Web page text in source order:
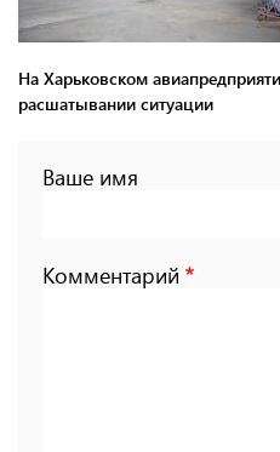
На Харьковском
расшатывании ситуации
Ваше имя
Комментарий